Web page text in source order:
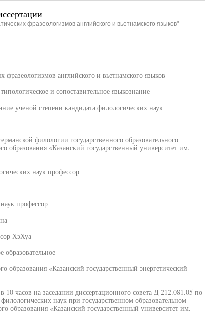
фразеологизмов английского и вьетнамского языков"
фразеологизмов английского и вьетнамского языков
и сопоставительное языкознание
ученой степени кандидата филологических наук
филологии государственного образовательного
образования «Казанский государственный университет им.
наук профессор
профессор
ХэХуа
образовательное
образования «Казанский государственный энергетический
10 часов на заседании диссертационного совета Д 212.081.05 по
наук при государственном образовательном
образования «Казанский государственный университет им.